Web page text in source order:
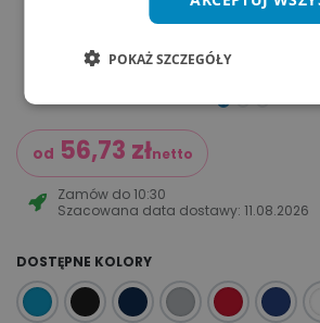
od 56,73 złnetto
Zamów do10:30
Szacowana data dostawy:11.08.2026
DOSTĘPNE KOLORY
POKAŻ SZCZEGÓŁY